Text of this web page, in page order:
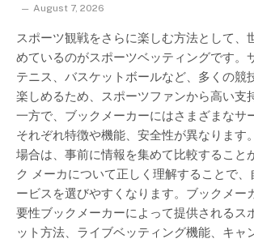
August 7, 2026
スポーツ観戦をさらに楽しむ方法として、
めているのがスポーツベッティングです。
テニス、バスケットボールなど、多くの競
楽しめるため、スポーツファンから高い支
一方で、ブックメーカーにはさまざまなサ
それぞれ特徴や機能、安全性が異なります
場合は、事前に情報を集めて比較すること
ク メーカについて正しく理解することで、
ービスを選びやすくなります。ブックメー
要性ブックメーカーによって提供されるス
ット方法、ライブベッティング機能、キャ